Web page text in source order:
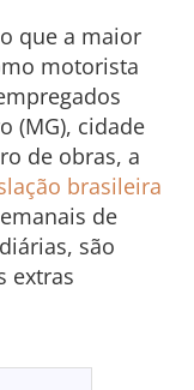
que a maior
motorista
(MG), cidade
de obras, a
brasileira
de
são
extras